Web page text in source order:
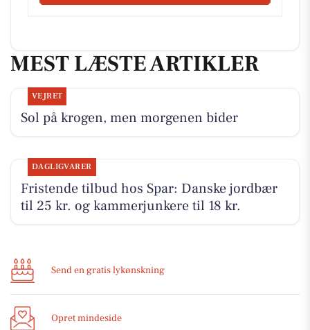
MEST LÆSTE ARTIKLER
VEJRET
Sol på krogen, men morgenen bider
DAGLIGVARER
Fristende tilbud hos Spar: Danske jordbær
til 25 kr. og kammerjunkere til 18 kr.
Send en gratis lykønskning
Opret mindeside